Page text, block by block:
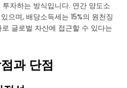
자하는 방식입니다. 연간 양도소
으며, 배당소득세는 15%의 원천징
글로벌 자산에 접근할 수 있다는
과 단점